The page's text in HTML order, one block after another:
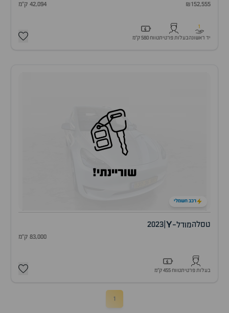
₪152,555 42,094 ק"מ
1
יד ראשונהבעלות פרטיתטווח 580 ק״מ
שוריינתי!
רכב חשמלי
טסלהמודל-Y
2023
83,000 ק"מ
בעלות פרטיתטווח 455 ק״מ
1